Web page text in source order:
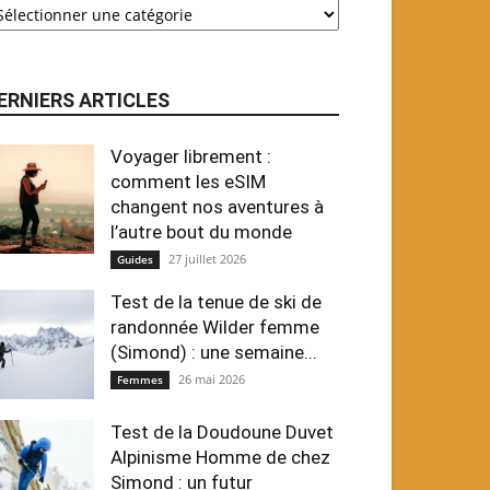
ARTICLES
Voyager librement :
comment les eSIM
changent nos aventures à
l’autre bout du monde
Guides 27 juillet 2026
Test de la tenue de ski de
randonnée Wilder femme
(Simond) : une semaine...
Femmes 26 mai 2026
Test de la Doudoune Duvet
Alpinisme Homme de chez
Simond : un futur